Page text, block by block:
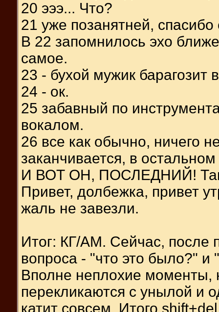
20 эээ... Что?
21 уже позанятней, спасибо
В 22 запомнилось эхо
самое.
23 - бухой мужик барагозит
24 - ок.
25 забавный по
вокалом.
26 все как обычно, ничего
заканчивается, в
И ВОТ ОН, ПОСЛЕДНИЙ!
Привет, долбежка, привет
жаль не завезли.
Итог: КГ/АМ. Сейчас, после
вопроса - "что это было?"
Вполне неплохие моменты,
перекликаются с унылой и
катит совсем. Итого